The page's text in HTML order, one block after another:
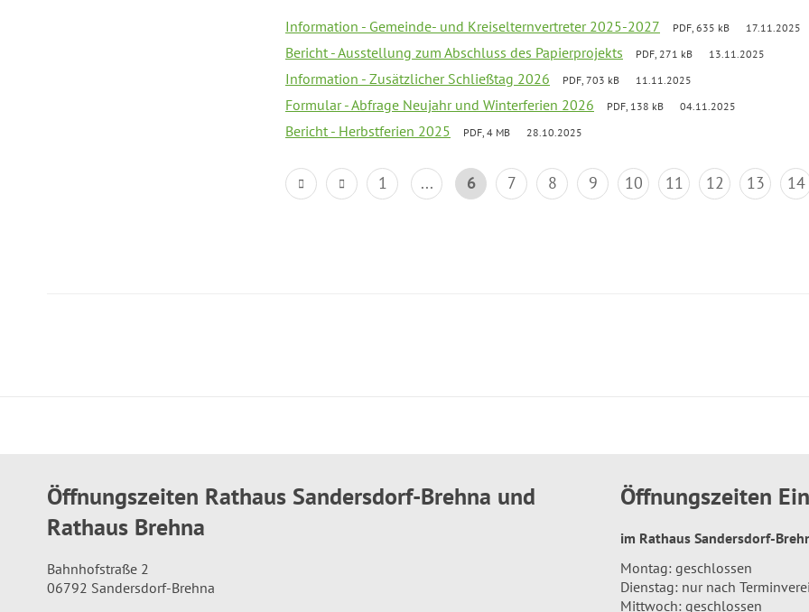
Information - Gemeinde- und Kreiselternvertreter 2025-2027 PDF, 635 kB 17.11.2025
Bericht - Ausstellung zum Abschluss des Papierprojekts PDF, 271 kB 13.11.2025
Information - Zusätzlicher Schließtag 2026 PDF, 703 kB 11.11.2025
Formular - Abfrage Neujahr und Winterferien 2026 PDF, 138 kB 04.11.2025
Bericht - Herbstferien 2025 PDF, 4 MB 28.10.2025
1 ... 6 7 8 9 10 11 12 13 14
Öffnungszeiten Rathaus Sandersdorf-Brehna und
Rathaus Brehna
Bahnhofstraße 2
06792 Sandersdorf-Brehna
Öffnungszeiten
im Rathaus Sandersdorf-
Montag: geschlossen
Dienstag: nur nach
Mittwoch: geschlossen